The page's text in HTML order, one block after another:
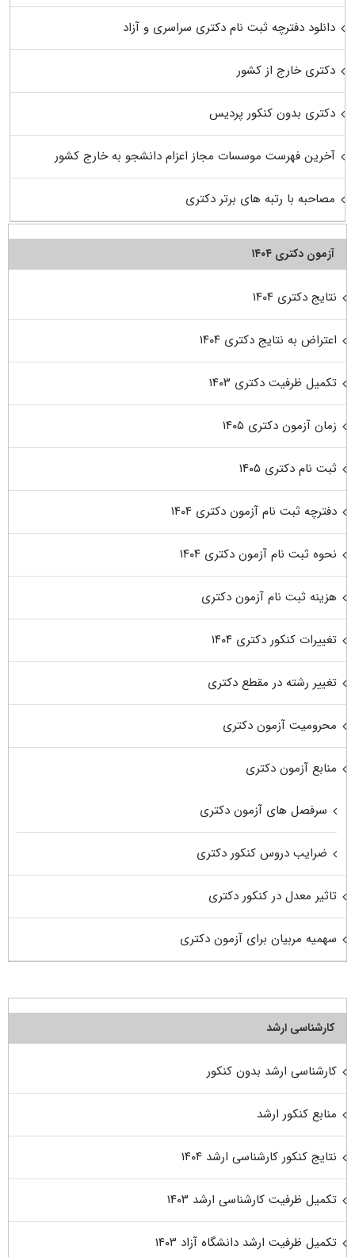
دانلود دفترچه ثبت نام دکتری سراسری و آزاد
دکتری خارج از کشور
دکتری بدون کنکور پردیس
آخرین فهرست موسسات مجاز اعزام دانشجو به خارج کشور
مصاحبه با رتبه های برتر دکتری
آزمون دکتری ۱۴۰۴
نتایج دکتری ۱۴۰۴
اعتراض به نتایج دکتری ۱۴۰۴
تکمیل ظرفیت دکتری ۱۴۰۳
زمان آزمون دکتری ۱۴۰۵
ثبت نام دکتری ۱۴۰۵
دفترچه ثبت نام آزمون دکتری ۱۴۰۴
نحوه ثبت نام آزمون دکتری ۱۴۰۴
هزینه ثبت نام آزمون دکتری
تغییرات کنکور دکتری ۱۴۰۴
تغییر رشته در مقطع دکتری
محرومیت آزمون دکتری
منابع آزمون دکتری
سرفصل های آزمون دکتری
ضرایب دروس کنکور دکتری
تاثیر معدل در کنکور دکتری
سهمیه مربیان برای آزمون دکتری
کارشناسی ارشد
کارشناسی ارشد بدون کنکور
منابع کنکور ارشد
نتایج کنکور کارشناسی ارشد ۱۴۰۴
تکمیل ظرفیت کارشناسی ارشد ۱۴۰۳
تکمیل ظرفیت ارشد دانشگاه آزاد ۱۴۰۳